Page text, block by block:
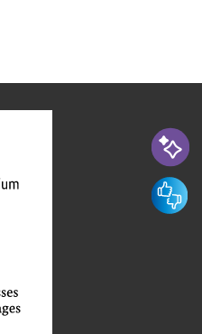
KI-